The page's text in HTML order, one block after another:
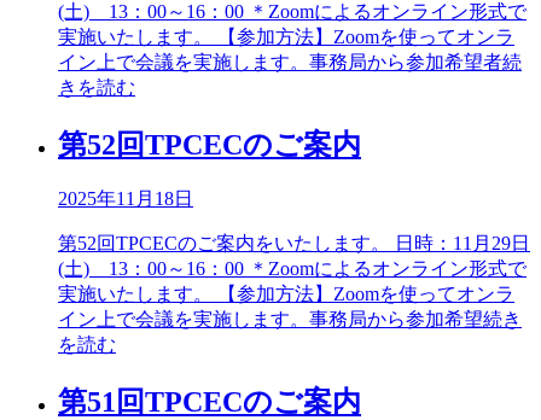
(土) 13：00～16：00 ＊Zoomによるオンライン形式で
実施いたします。 【参加方法】Zoomを使ってオンラ
イン上で会議を実施します。事務局から参加希望者続
きを読む
第52回TPCECのご案内
2025年11月18日
第52回TPCECのご案内をいたします。 日時：11月29日
(土) 13：00～16：00 ＊Zoomによるオンライン形式で
実施いたします。 【参加方法】Zoomを使ってオンラ
イン上で会議を実施します。事務局から参加希望続き
を読む
第51回TPCECのご案内